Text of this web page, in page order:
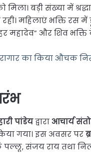
बड़ी संख्या में
महिलाएं भक्ति रस
महादेव” और शिव
का किया औचक
पांडेयद्वारा आचार्य
गया। इस अवसर पर
संजय राय तथा